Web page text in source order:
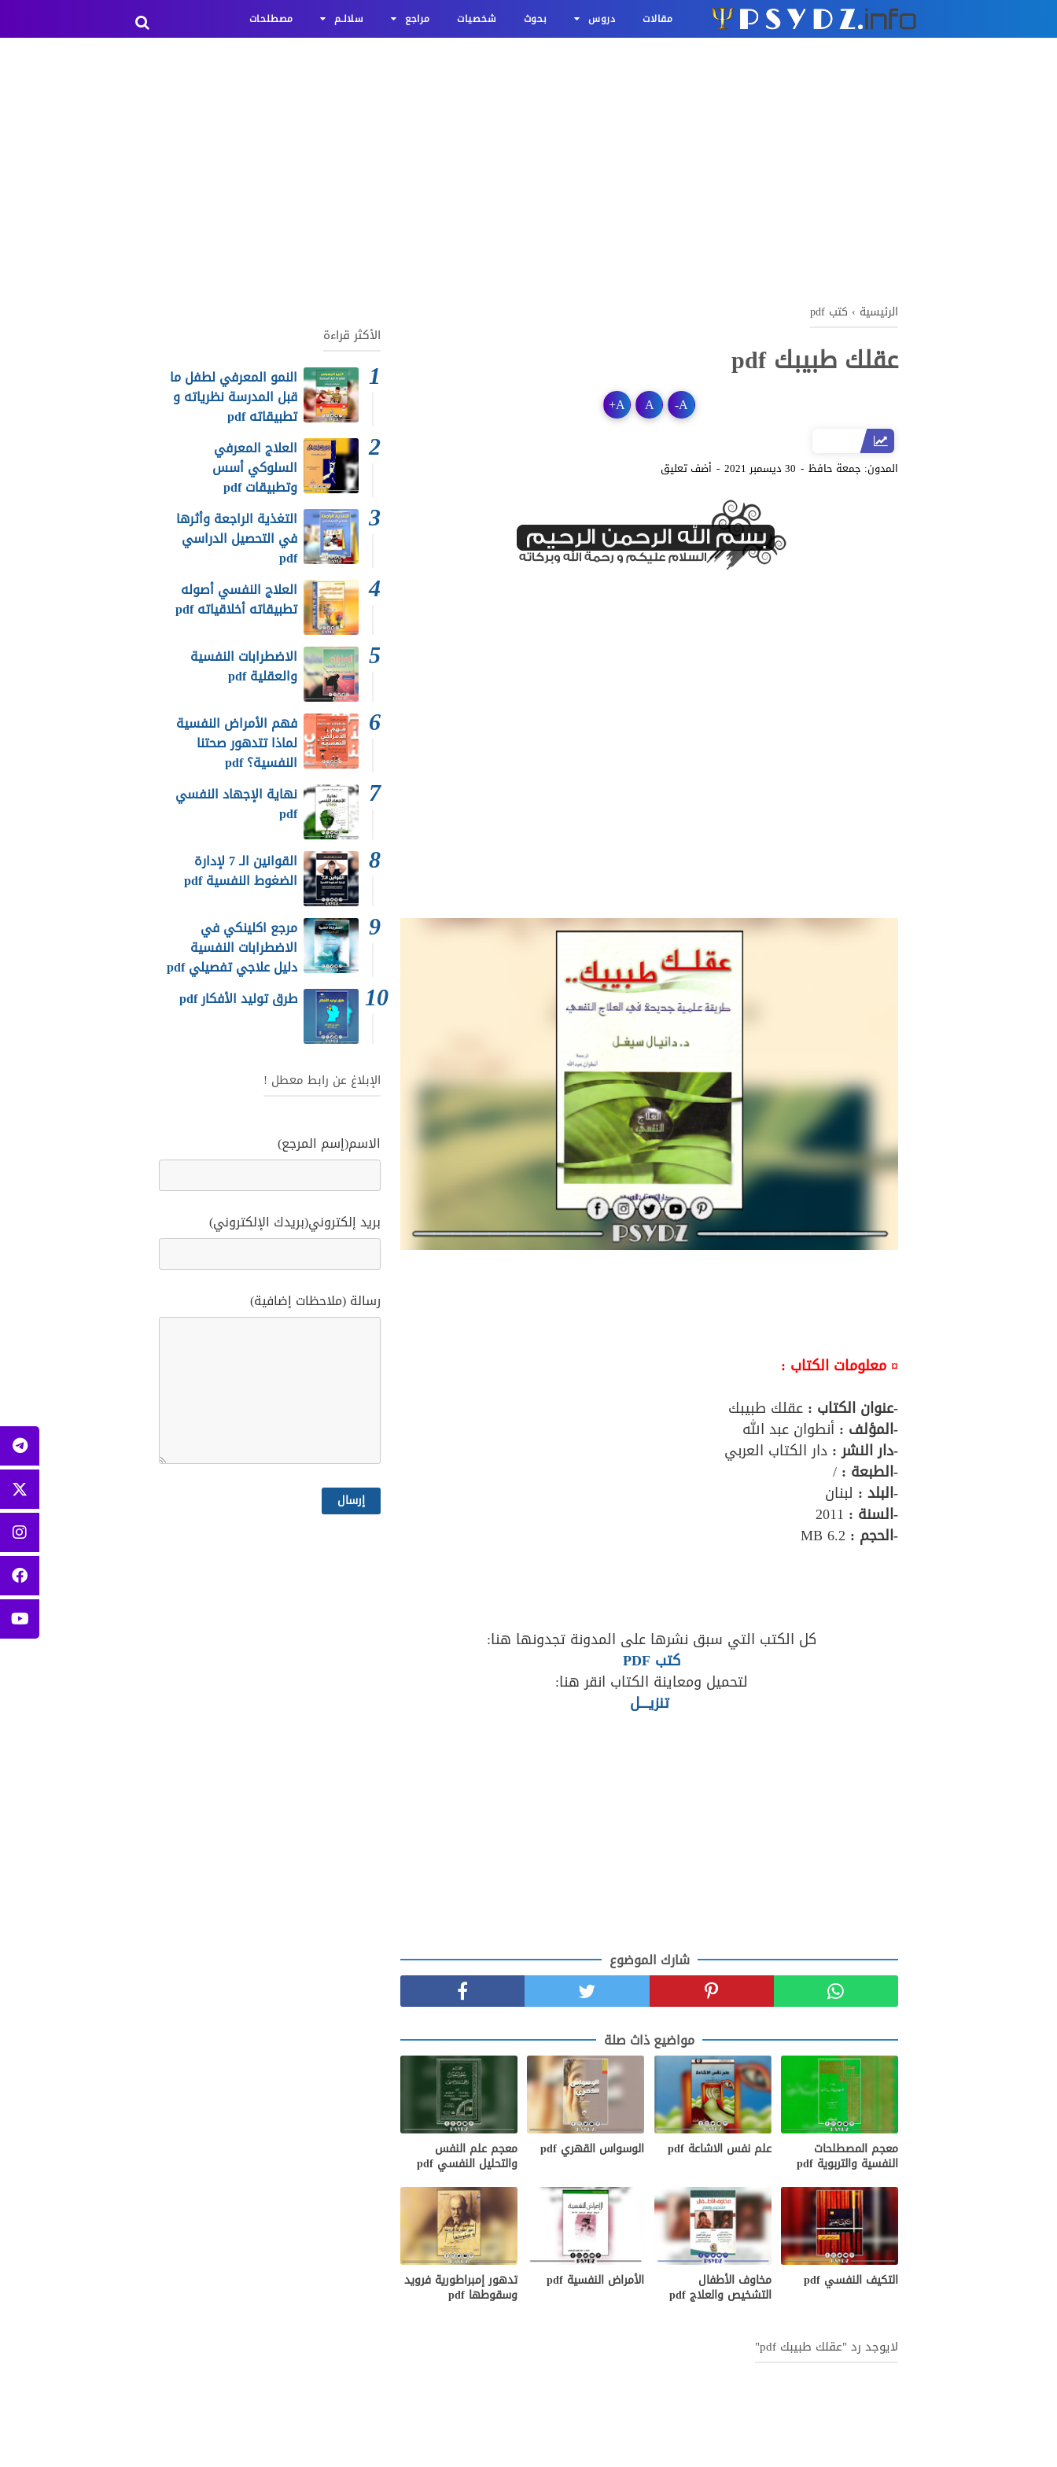
مقالات دروس بحوث شخصيات مراجع سلالـم مصطلحات
الرئيسية › كتب pdf
عقلك طبيبك pdf
A
-
A
A
+
المدون: جمعة حافظ 30 ديسمبر 2021 أضف تعليق
¤ معلومات الكتاب :
-عنوان الكتاب : عقلك طبيبك
-المؤلف : أنطوان عبد الله
-دار النشر : دار الكتاب العربي
-الطبعة : /
-البلد : لبنان
-السنة :
-الحجم :
كل الكتب التي سبق نشرها على المدونة تجدونها هنا:
كتب PDF
لتحميل ومعاينة الكتاب انقر هنا:
تنزيــــل
شارك الموضوع
مواضيع ذاث صلة
معجم المصطلحات
النفسية والتربوية pdf
علم نفس الاشاعة pdf الوسواس القهري pdf معجم علم النفس
والتحليل النفسي pdf
التكيف النفسي pdf مخاوف الأطفال
التشخيص والعلاج pdf
الأمراض النفسية pdf تدهور إمبراطورية فرويد
وسقوطها pdf
لايوجد رد "عقلك طبيبك pdf"
الأكثر قراءة
النمو المعرفي لطفل ما
قبل المدرسة نظرياته و
تطبيقاته pdf
العلاج المعرفي
السلوكي أسس
وتطبيقات pdf
التغذية الراجعة وأثرها
في التحصيل الدراسي
pdf
العلاج النفسي أصوله
تطبيقاته أخلاقياته pdf
الاضطرابات النفسية
والعقلية pdf
فهم الأمراض النفسية
لماذا تتدهور صحتنا
النفسية؟ pdf
نهاية الإجهاد النفسي
pdf
القوانين الـ 7 لإدارة
الضغوط النفسية pdf
مرجع اكلينكي في
الاضطرابات النفسية
دليل علاجي تفصيلي pdf
طرق توليد الأفكار pdf
الإبلاغ عن رابط معطل !
الاسم(إسم المرجع)
بريد إلكتروني(بريدك الإلكتروني)
رسالة (ملاحظات إضافية)